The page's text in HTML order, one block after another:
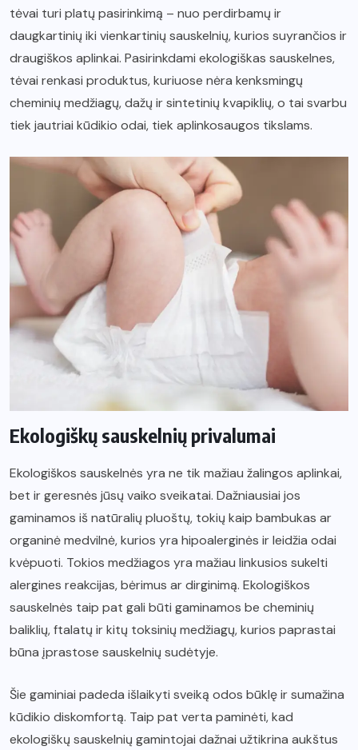
tėvai turi platų pasirinkimą – nuo perdirbamų ir
daugkartinių iki vienkartinių sauskelnių, kurios suyrančios ir
draugiškos aplinkai. Pasirinkdami ekologiškas sauskelnes,
tėvai renkasi produktus, kuriuose nėra kenksmingų
cheminių medžiagų, dažų ir sintetinių kvapiklių, o tai svarbu
tiek jautriai kūdikio odai, tiek aplinkosaugos tikslams.
Ekologiškų sauskelnių privalumai
Ekologiškos sauskelnės yra ne tik mažiau žalingos aplinkai,
bet ir geresnės jūsų vaiko sveikatai. Dažniausiai jos
gaminamos iš natūralių pluoštų, tokių kaip bambukas ar
organinė medvilnė, kurios yra hipoalerginės ir leidžia odai
kvėpuoti. Tokios medžiagos yra mažiau linkusios sukelti
alergines reakcijas, bėrimus ar dirginimą. Ekologiškos
sauskelnės taip pat gali būti gaminamos be cheminių
baliklių, ftalatų ir kitų toksinių medžiagų, kurios paprastai
būna įprastose sauskelnių sudėtyje.
Šie gaminiai padeda išlaikyti sveiką odos būklę ir sumažina
kūdikio diskomfortą. Taip pat verta paminėti, kad
ekologiškų sauskelnių gamintojai dažnai užtikrina aukštus